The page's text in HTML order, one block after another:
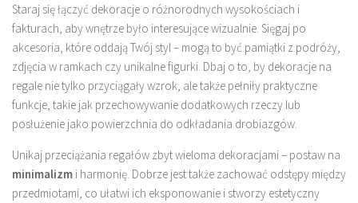
Staraj się łączyć dekoracje o różnorodnych wysokościach i
fakturach, aby wnętrze było interesujące wizualnie. Sięgaj po
akcesoria, które oddają Twój styl – mogą to być pamiątki z podróży,
zdjęcia w ramkach czy unikalne figurki. Dbaj o to, by dekoracje na
regale nie tylko przyciągały wzrok, ale także pełniły praktyczne
funkcje, takie jak przechowywanie dodatkowych rzeczy lub
posłużenie jako powierzchnia do odkładania drobiazgów.
Unikaj przeciążania regałów zbyt wieloma dekoracjami – postaw na
minimalizm i harmonię. Dobrze jest także zachować odstępy między
przedmiotami, co ułatwi ich eksponowanie i stworzy estetyczny